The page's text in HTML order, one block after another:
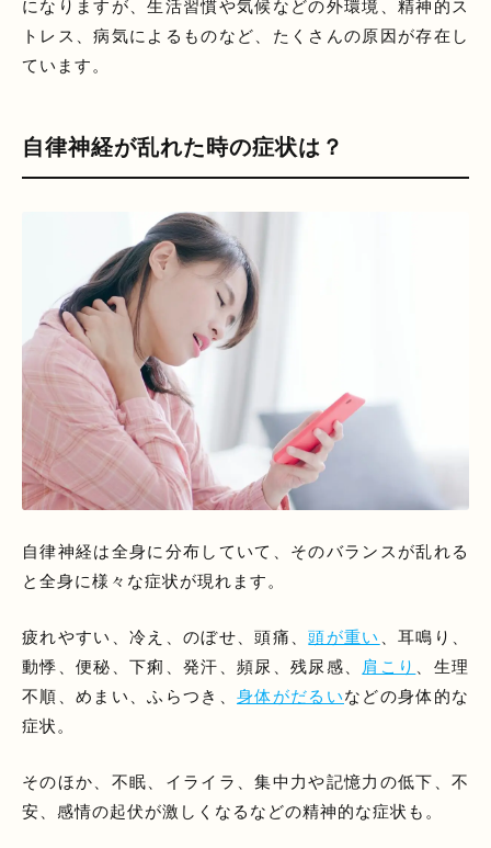
になりますが、生活習慣や気候などの外環境、精神的ス
トレス、病気によるものなど、たくさんの原因が存在し
ています。
自律神経が乱れた時の症状は？
自律神経は全身に分布していて、そのバランスが乱れる
と全身に様々な症状が現れます。
疲れやすい、冷え、のぼせ、頭痛、頭が重い 、耳鳴り、
動悸、便秘、下痢、発汗、頻尿、残尿感、 肩こり 、生理
不順、めまい、ふらつき、 身体がだるいなどの身体的な
症状。
そのほか、不眠、イライラ、集中力や記憶力の低下、不
安、感情の起伏が激しくなるなどの精神的な症状も。